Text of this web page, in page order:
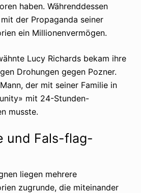
haben. Währenddessen
der Propaganda seiner
ein Millionenvermögen.
Lucy Richards bekam ihre
Drohungen gegen Pozner.
der mit seiner Familie in
mit 24-Stunden-
musste.
und Fals-flag-
liegen mehrere
zugrunde, die miteinander